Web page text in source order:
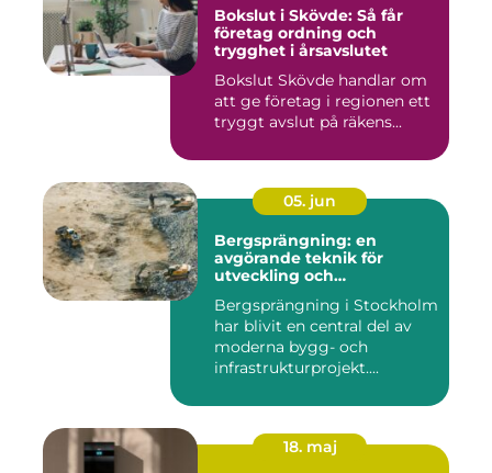
Bokslut i Skövde: Så får
företag ordning och
trygghet i årsavslutet
Bokslut Skövde handlar om
att ge företag i regionen ett
tryggt avslut på räkens...
05. jun
Bergsprängning: en
avgörande teknik för
utveckling och
Bergsprängning i Stockholm
har blivit en central del av
moderna bygg- och
infrastrukturprojekt....
18. maj